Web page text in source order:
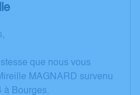
que nous vous
MAGNARD survenu
à Bourges.